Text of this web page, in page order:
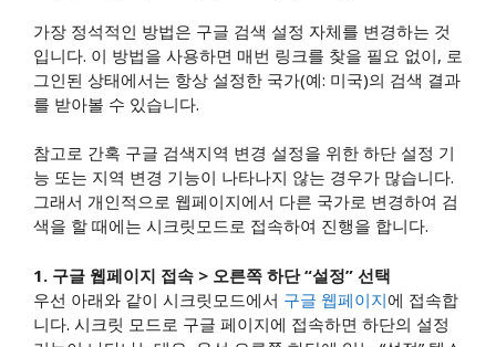
가장 정석적인 방법은 구글 검색 설정 자체를 변경하는 것
입니다. 이 방법을 사용하면 매번 링크를 찾을 필요 없이, 로
그인된 상태에서는 항상 설정한 국가(예: 미국)의 검색 결과
를 받아볼 수 있습니다.
참고로 간혹 구글 검색지역 변경 설정을 위한 하단 설정 기
능 또는 지역 변경 기능이 나타나지 않는 경우가 많습니다.
그래서 개인적으로 웹페이지에서 다른 국가로 변경하여 검
색을 할 때에는 시크릿모드로 접속하여 진행을 합니다.
1. 구글 웹페이지 접속 > 오른쪽 하단 “설정” 선택
우선 아래와 같이 시크릿모드에서 구글 웹페이지에 접속합
니다. 시크릿 모드로 구글 페이지에 접속하면 하단의 설정